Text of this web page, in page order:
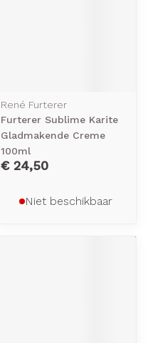
René Furterer
Furterer Sublime Karite
Gladmakende Creme
100ml
€ 24,50
Niet beschikbaar